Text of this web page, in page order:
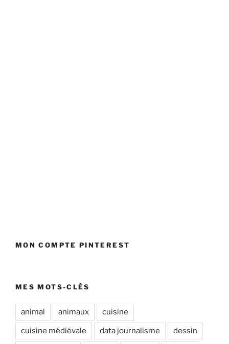
MON COMPTE PINTEREST
MES MOTS-CLÉS
animal animaux cuisine
cuisine médiévale data journalisme dessin